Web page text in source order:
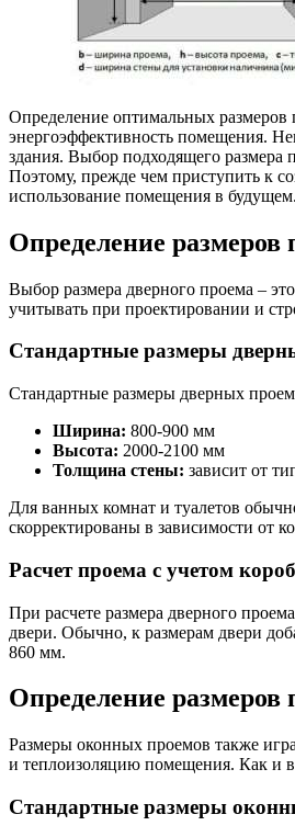
Определение оптимальных размеров
энергоэффективность помещения.
здания. Выбор подходящего размера
Поэтому, прежде чем приступить к
использование помещения в будущем.
Определение размеров
Выбор размера дверного проема –
учитывать при проектировании и
Стандартные размеры
Стандартные размеры дверных
Ширина: 800-900 мм
Высота: 2000-2100 мм
Толщина стены: зависит от
Для ванных комнат и туалетов
скорректированы в зависимости от
Расчет проема с учетом
При расчете размера дверного
двери. Обычно, к размерам двери
860 мм.
Определение размеров
Размеры оконных проемов также
и теплоизоляцию помещения. Как и в
Стандартные размеры